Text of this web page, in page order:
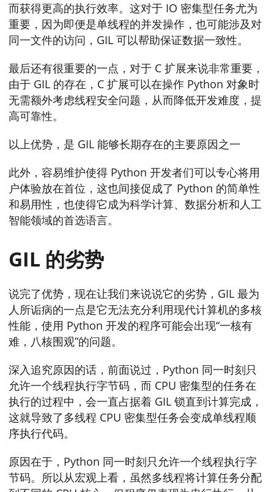
而获得更高的执行效率。这对于 IO 密集型任务尤为
重要，因为即便是单线程的并发操作，也可能涉及对
同一文件的访问，GIL 可以帮助保证数据一致性。
最后还有很重要的一点，对于 C 扩展来说非常重要，
由于 GIL 的存在，C 扩展可以在操作 Python 对象时
无需额外考虑线程安全问题，从而降低开发难度，提
高可靠性。
以上优势，是 GIL 能够长期存在的主要原因之一
此外，容易维护使得 Python 开发者们可以专心将用
户体验放在首位，这也间接促成了 Python 的简单性
和易用性，也使得它成为科学计算、数据分析和人工
智能领域的首选语言。
GIL 的劣势
说完了优势，现在让我们来说说它的劣势，GIL 最为
人所诟病的一点是它无法充分利用现代计算机的多核
性能，使用 Python 开发的程序可能会出现“一核有
难，八核围观”的问题。
深入追究原因的话，前面说过，Python 同一时刻只
允许一个线程执行字节码，而 CPU 密集型的任务在
执行的过程中，会一直占据着 GIL 锁直到计算完成，
这就导致了多线程 CPU 密集型任务会变成单线程顺
序执行代码。
原因在于，Python 同一时刻只允许一个线程执行字
节码。所以从宏观上看，虽然多线程将计算任务分配